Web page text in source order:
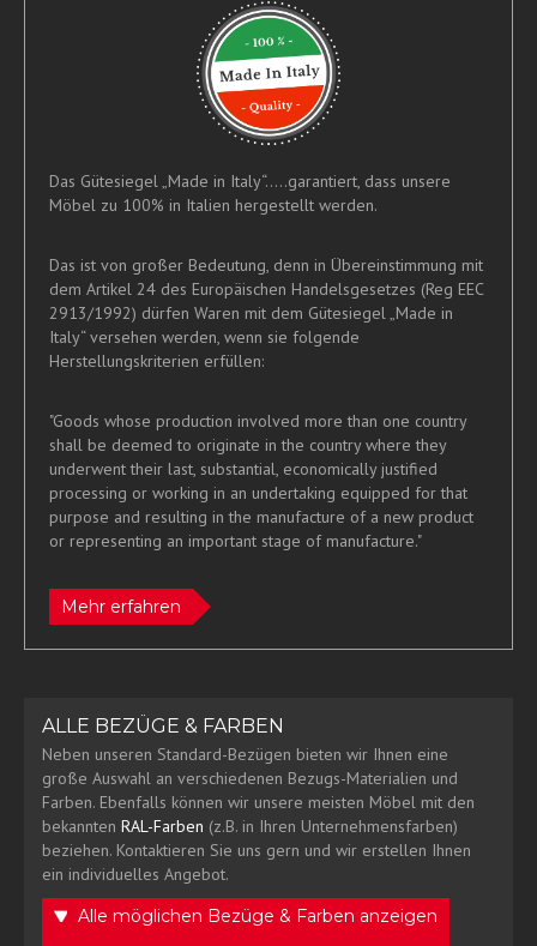
Das Gütesiegel „Made in Italy“.....garantiert, dass unsere
Möbel zu 100% in Italien hergestellt werden.
Das ist von großer Bedeutung, denn in Übereinstimmung mit
dem Artikel 24 des Europäischen Handelsgesetzes (Reg EEC
2913/1992) dürfen Waren mit dem Gütesiegel „Made in
Italy“ versehen werden, wenn sie folgende
Herstellungskriterien erfüllen:
"Goods whose production involved more than one country
shall be deemed to originate in the country where they
underwent their last, substantial, economically justified
processing or working in an undertaking equipped for that
purpose and resulting in the manufacture of a new product
or representing an important stage of manufacture."
Mehr erfahren
ALLE BEZÜGE & FARBEN
Neben unseren Standard-Bezügen bieten wir Ihnen eine
große Auswahl an verschiedenen Bezugs-Materialien und
Farben. Ebenfalls können wir unsere meisten Möbel mit den
bekannten RAL-Farben (z.B. in Ihren Unternehmensfarben)
beziehen. Kontaktieren Sie uns gern und wir erstellen Ihnen
ein individuelles Angebot.
Alle möglichen Bezüge & Farben anzeigen